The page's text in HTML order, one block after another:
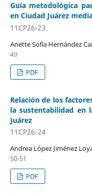
Guía metodológica
en Ciudad Juárez
11CP26-23
Anette Sofía Hernández
49
PDF
Relación de los
la sustentabilidad en
Juárez
11CP26-24
Andrea López Jiménez
50-51
PDF